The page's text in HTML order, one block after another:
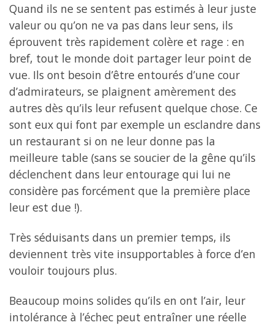
Quand ils ne se sentent pas estimés à leur juste
valeur ou qu’on ne va pas dans leur sens, ils
éprouvent très rapidement colère et rage : en
bref, tout le monde doit partager leur point de
vue. Ils ont besoin d’être entourés d’une cour
d’admirateurs, se plaignent amèrement des
autres dès qu’ils leur refusent quelque chose. Ce
sont eux qui font par exemple un esclandre dans
un restaurant si on ne leur donne pas la
meilleure table (sans se soucier de la gêne qu’ils
déclenchent dans leur entourage qui lui ne
considère pas forcément que la première place
leur est due !).
Très séduisants dans un premier temps, ils
deviennent très vite insupportables à force d’en
vouloir toujours plus.
Beaucoup moins solides qu’ils en ont l’air, leur
intolérance à l’échec peut entraîner une réelle